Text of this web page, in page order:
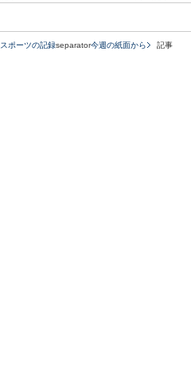
スポーツの記録separator今週の紙面から 記事